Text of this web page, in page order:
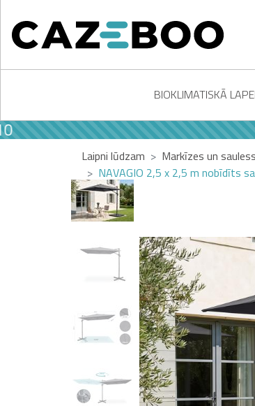
BIOKLIMATISKĀ
Laipni lūdzam Markīzes un
NAVAGIO 2,5 x 2,5 m nobīdīts